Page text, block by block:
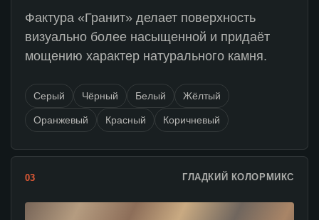
Фактура «Гранит» делает поверхность
визуально более насыщенной и придаёт
мощению характер натурального камня.
Серый Чёрный Белый Жёлтый
Оранжевый Красный Коричневый
03 ГЛАДКИЙ КОЛОРМИКС